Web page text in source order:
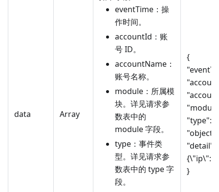
data Array
eventTime：操
作时间。
accountId：账
号 ID。
accountName：
账号名称。
module：所属模
块。详见请求参
数表中的
module 字段。
type：事件类
型。详见请求参
数表中的 type 字
段。
{
"type":
"detail":
}